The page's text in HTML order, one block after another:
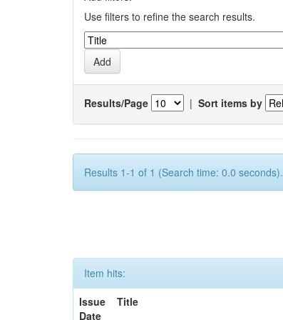
Use filters to refine the search results.
Results/Page | Sort items by
Results 1-1 of 1 (Search time: 0.0 seconds).
Item hits:
Issue
Date
Title